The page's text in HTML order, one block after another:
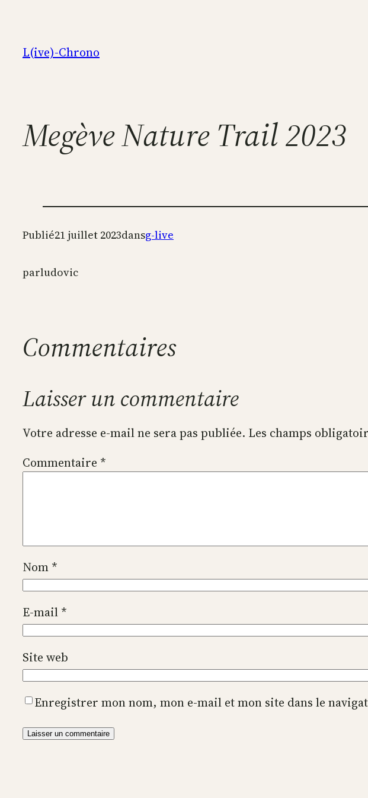
contenu
L(ive)-Chrono
Megève Nature Trail 2023
Publié21 juillet 2023dansg-live
parludovic
Commentaires
Laisser un commentaire
Votre adresse e-mail ne sera pas publiée. Les champs
Commentaire *
Nom *
E-mail *
Site web
Enregistrer mon nom, mon e-mail et mon site dans le